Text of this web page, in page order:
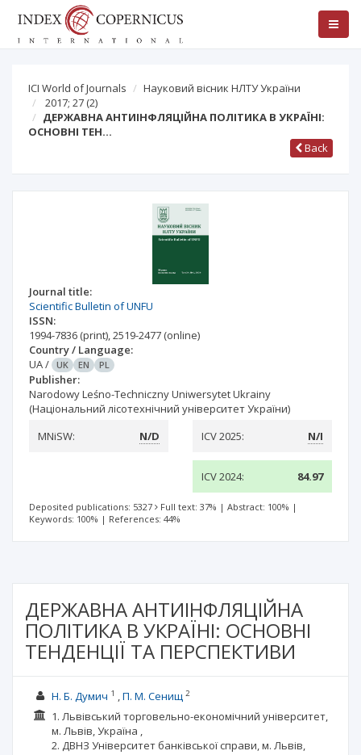
ICI World of Journals
Науковий вісник НЛТУ України
2017; 27 (2)
ДЕРЖАВНА АНТИІНФЛЯЦІЙНА ПОЛІТИКА В УКРАЇНІ:
ОСНОВНІ ТЕН…
Back
Journal title:
Scientific Bulletin of UNFU
ISSN:
1994-7836 (print),2519-2477 (online)
Country / Language:
UA/ UK EN PL
Publisher:
Narodowy Leśno-Techniczny Uniwersytet Ukrainy
(Національний лісотехнічний університет України)
MNiSW:
N/D ICV 2025: N/I
ICV 2024: 84.97
Deposited publications: 5327 Full text: 37% | Abstract: 100% |
Keywords: 100% | References: 44%
ДЕРЖАВНА АНТИІНФЛЯЦІЙНА
ПОЛІТИКА В УКРАЇНІ: ОСНОВНІ
ТЕНДЕНЦІЇ ТА ПЕРСПЕКТИВИ
Н. Б. Думич 1 П. М. Сенищ 2
1. Львівський торговельно-економічний університет,
м. Львів, Україна ,
2. ДВНЗ Університет банківської справи, м. Львів,